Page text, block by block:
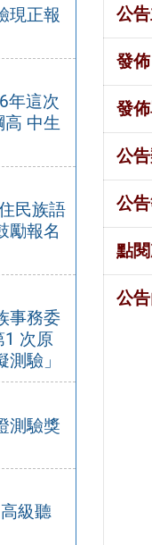
現正報
年這次
中生
民族語
勵報名
事務委
1 次原
驗」
測驗獎
級聽
公
發
發
公
公
點
公